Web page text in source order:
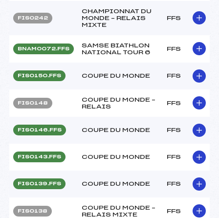
FIS0242
CHAMPIONNAT DU
MONDE – RELAIS
MIXTE
FFS
BNAM0072.FFS
SAMSE BIATHLON
NATIONAL TOUR 6
FFS
FIS0150.FFS COUPE DU MONDE FFS
FIS0148
COUPE DU MONDE –
RELAIS
FFS
FIS0146.FFS COUPE DU MONDE FFS
FIS0143.FFS COUPE DU MONDE FFS
FIS0139.FFS COUPE DU MONDE FFS
FIS0138
COUPE DU MONDE –
RELAIS MIXTE
FFS